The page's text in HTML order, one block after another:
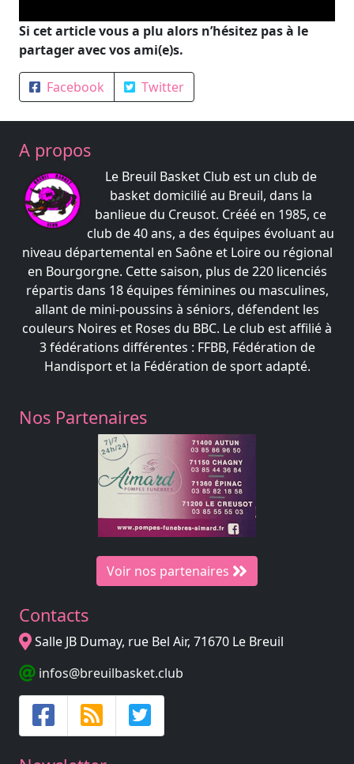
Si cet article vous a plu alors n’hésitez pas à le
partager avec vos ami(e)s.
Facebook Twitter
A propos
Le Breuil Basket Club est un club de
basket domicilié au Breuil, dans la
banlieue du Creusot. Crééé en 1985, ce
club de 40 ans, a des équipes évoluant au
niveau départemental en Saône et Loire ou régional
en Bourgorgne. Cette saison, plus de 220 licenciés
répartis dans 18 équipes féminines ou masculines,
allant de mini-poussins à séniors, défendent les
couleurs Noires et Roses du BBC. Le club est affilié à
3 fédérations différentes : FFBB, Fédération de
Handisport et la Fédération de sport adapté.
Nos Partenaires
Voir nos partenaires
Contacts
Salle JB Dumay, rue Bel Air, 71670 Le Breuil
infos@breuilbasket.club